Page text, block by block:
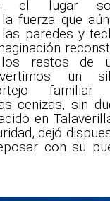
el lugar
fuerza que
paredes y
los restos de
un
cenizas, sin
en
dejó
con su